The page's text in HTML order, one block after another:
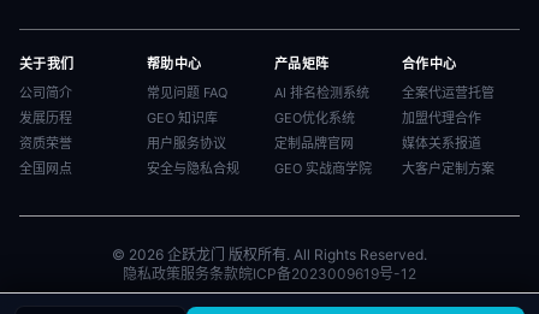
关于我们
公司简介
发展历程
资质荣誉
全国网点
帮助中心
常见问题 FAQ
GEO 知识库
用户服务协议
安全与隐私合规
产品矩阵
AI 排名检测系统
GEO优化系统
定制品牌官网
GEO 实战商学院
合作中心
全案代运营托管
加盟代理合作
媒体关系报道
大客户定制方案
© 2026 企跃龙门 版权所有. All Rights Reserved.
隐私政策服务条款皖ICP备2023009619号-12